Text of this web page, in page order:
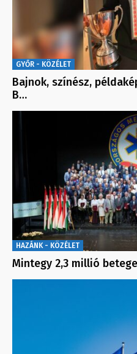
GYŐR - KÖZÉLET
Bajnok, színész,
B…
HAZÁNK - KÖZÉLET
Mintegy 2,3 millió